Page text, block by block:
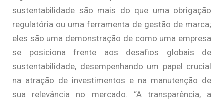
sustentabilidade são mais do que uma obrigação
regulatória ou uma ferramenta de gestão de marca;
eles são uma demonstração de como uma empresa
se posiciona frente aos desafios globais de
sustentabilidade, desempenhando um papel crucial
na atração de investimentos e na manutenção de
sua relevância no mercado. “A transparência, a